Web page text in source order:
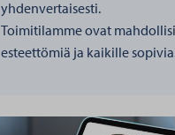
yhdenvertaisesti.
Toimitilamme ovat
esteettömiä ja kaikille